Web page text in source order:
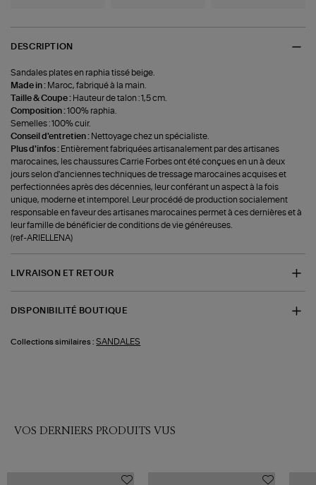
DESCRIPTION
Sandales plates en raphia tissé beige.
Made in : Maroc, fabriqué à la main.
Taille & Coupe : Hauteur de talon : 1,5 cm.
Composition :100% raphia.
Semelles : 100% cuir.
Conseil d'entretien : Nettoyage chez un spécialiste.
Plus d'infos : Entièrement fabriquées artisanalement par des artisanes
marocaines, les chaussures Carrie Forbes ont été conçues en un à deux
jours selon d'anciennes techniques de tressage marocaines acquises et
perfectionnées après des décennies, leur conférant un aspect à la fois
unique, moderne et intemporel. Leur procédé de production socialement
responsable en faveur des artisanes marocaines permet à ces dernières et à
leur famille de bénéficier de conditions de vie généreuses.
(ref-ARIELLENA)
LIVRAISON ET RETOUR
DISPONIBILITÉ BOUTIQUE
Collections similaires : SANDALES
VOS DERNIERS PRODUITS VUS